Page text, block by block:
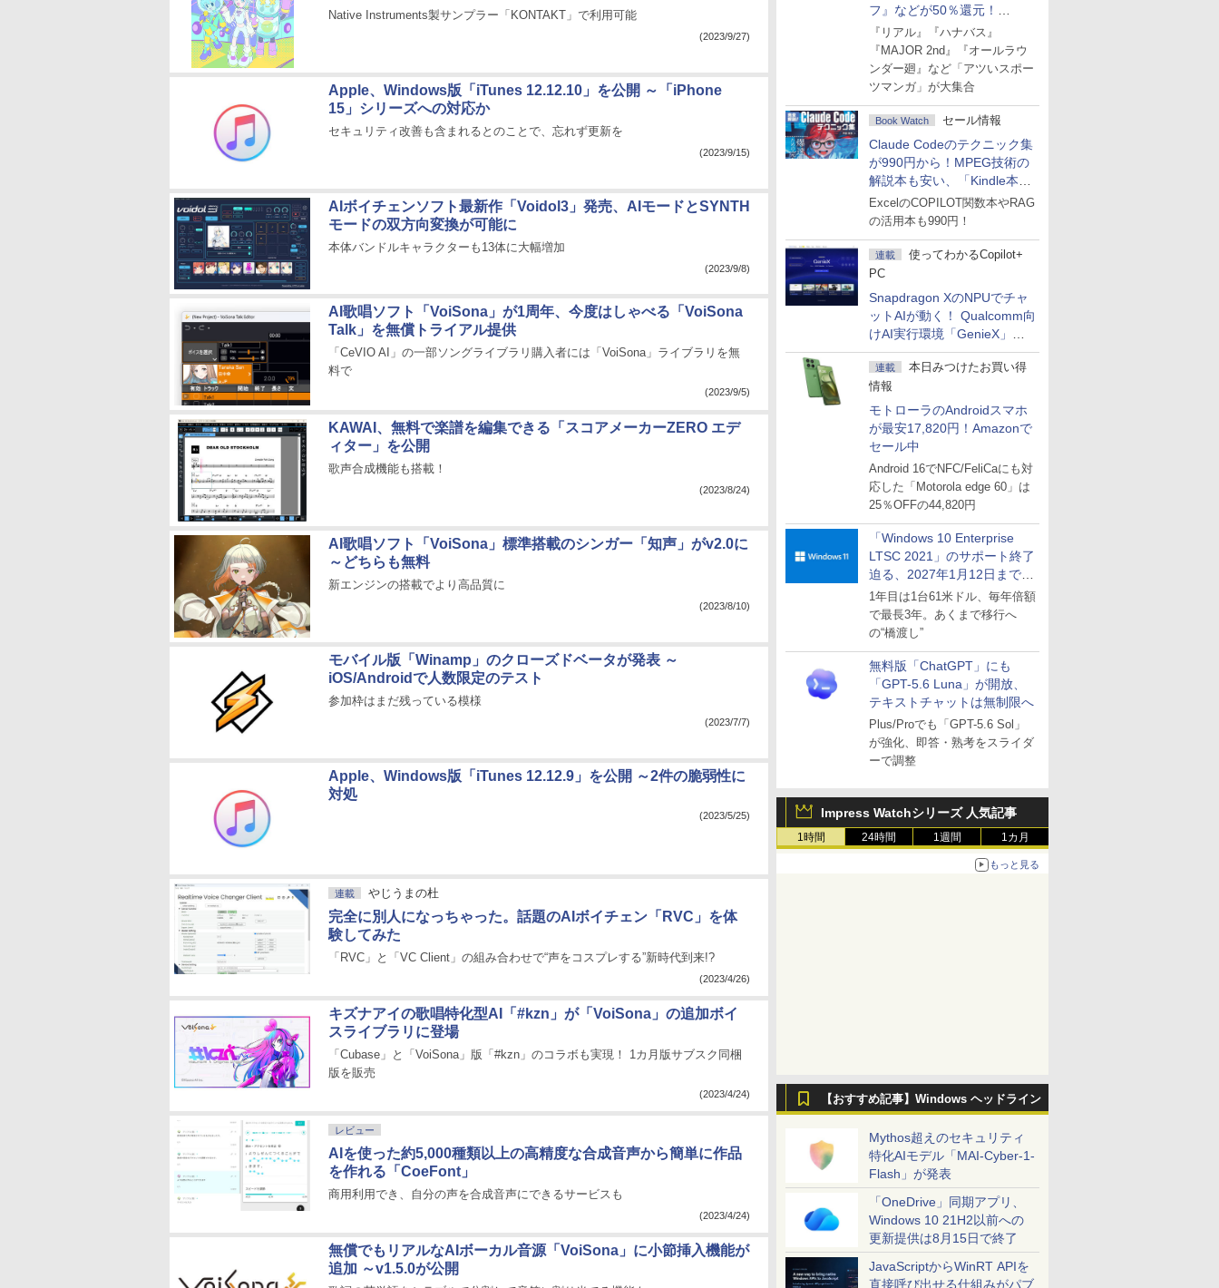
フ』などが50％還元！
Amazonマンガ週末セール
『リアル』『ハナバス』
『MAJOR 2nd』『オールラウ
ンダー廻』など「アツいスポー
ツマンガ」が大集合
Book Watch セール情報
Claude Codeのテクニック集
が990円から！MPEG技術の
解説本も安い、「Kindle本サ
マーセール」第2弾開始！
ExcelのCOPILOT関数本やRAG
の活用本も990円！
連載
使ってわかるCopilot+
PC
Snapdragon XのNPUでチャ
ットAIが動く！ Qualcomm向
けAI実行環境「GenieX」を
試してみた
連載
本日みつけたお買い得
情報
モトローラのAndroidスマホ
が最安17,820円！Amazonで
セール中
Android 16でNFC/FeliCaにも対
応した「Motorola edge 60」は
25％OFFの44,820円
「Windows 10 Enterprise
LTSC 2021」のサポート終了
迫る、2027年1月12日まで
～ESUは9月1日から販売
1年目は1台61米ドル、毎年倍額
で最長3年。あくまで移行へ
の“橋渡し”
無料版「ChatGPT」にも
「GPT-5.6 Luna」が開放、
テキストチャットは無制限へ
Plus/Proでも「GPT-5.6 Sol」
が強化、即答・熟考をスライダ
ーで調整
Impress Watchシリーズ 人気記事
1時間 24時間 1週間 1カ月
もっと見る
【おすすめ記事】Windows ヘッドライン
Mythos超えのセキュリティ
特化AIモデル「MAI-Cyber-1-
Flash」が発表
「OneDrive」同期アプリ、
Windows 10 21H2以前への
更新提供は8月15日で終了
JavaScriptからWinRT APIを
直接呼び出せる仕組みがパブ
Native Instruments製サンプラー「KONTAKT」で利用可能
(2023/9/27)
Apple、Windows版「iTunes 12.12.10」を公開 ～「iPhone
15」シリーズへの対応か
セキュリティ改善も含まれるとのことで、忘れず更新を
(2023/9/15)
AIボイチェンソフト最新作「Voidol3」発売、AIモードとSYNTH
モードの双方向変換が可能に
本体バンドルキャラクターも13体に大幅増加
(2023/9/8)
AI歌唱ソフト「VoiSona」が1周年、今度はしゃべる「VoiSona
Talk」を無償トライアル提供
「CeVIO AI」の一部ソングライブラリ購入者には「VoiSona」ライブラリを無
料で
(2023/9/5)
KAWAI、無料で楽譜を編集できる「スコアメーカーZERO エデ
ィター」を公開
歌声合成機能も搭載！
(2023/8/24)
AI歌唱ソフト「VoiSona」標準搭載のシンガー「知声」がv2.0に
～どちらも無料
新エンジンの搭載でより高品質に
(2023/8/10)
モバイル版「Winamp」のクローズドベータが発表 ～
iOS/Androidで人数限定のテスト
参加枠はまだ残っている模様
(2023/7/7)
Apple、Windows版「iTunes 12.12.9」を公開 ～2件の脆弱性に
対処
(2023/5/25)
連載 やじうまの杜
完全に別人になっちゃった。話題のAIボイチェン「RVC」を体
験してみた
「RVC」と「VC Client」の組み合わせで“声をコスプレする”新時代到来!?
(2023/4/26)
キズナアイの歌唱特化型AI「#kzn」が「VoiSona」の追加ボイ
スライブラリに登場
「Cubase」と「VoiSona」版「#kzn」のコラボも実現！ 1カ月版サブスク同梱
版を販売
(2023/4/24)
レビュー
AIを使った約5,000種類以上の高精度な合成音声から簡単に作品
を作れる「CoeFont」
商用利用でき、自分の声を合成音声にできるサービスも
(2023/4/24)
無償でもリアルなAIボーカル音源「VoiSona」に小節挿入機能が
追加 ～v1.5.0が公開